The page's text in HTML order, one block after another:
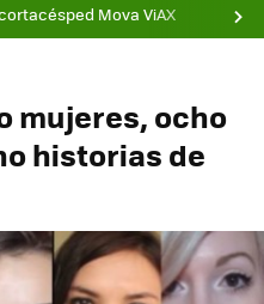
Mova ViAX
mujeres, ocho
historias de